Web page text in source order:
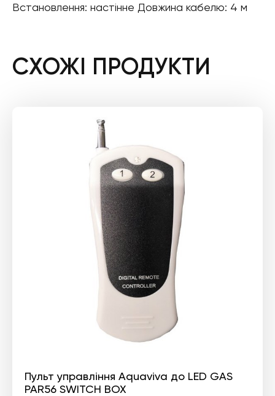
Встановлення: настінне Довжина кабелю: 4 м
СХОЖІ ПРОДУКТИ
Пульт управління Aquaviva до LED GAS
PAR56 SWITCH BOX